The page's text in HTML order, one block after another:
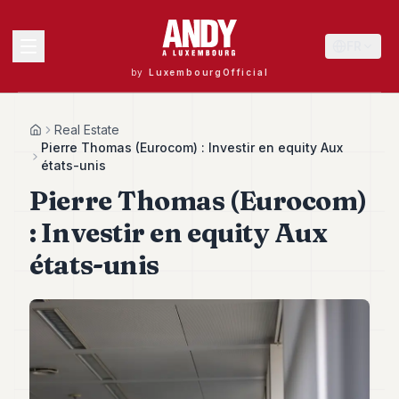
by LuxembourgOfficial
Andy
40
Andy
39
Andy
Andy
37
Andy
HomeReal Estate
Pierre Thomas (Eurocom) : Investir en equity Aux
états-unis​​
Pierre Thomas (Eurocom)
: Investir en equity Aux
états-unis​​